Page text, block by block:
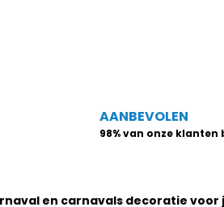
AANBEVOLEN
98% van onze klanten
en carnavals decoratie